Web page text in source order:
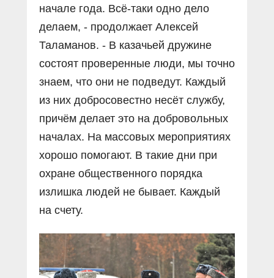
начале года. Всё-таки одно дело
делаем, - продолжает Алексей
Таламанов. - В казачьей дружине
состоят проверенные люди, мы точно
знаем, что они не подведут. Каждый
из них добросовестно несёт службу,
причём делает это на добровольных
началах. На массовых мероприятиях
хорошо помогают. В такие дни при
охране общественного порядка
излишка людей не бывает. Каждый
на счету.